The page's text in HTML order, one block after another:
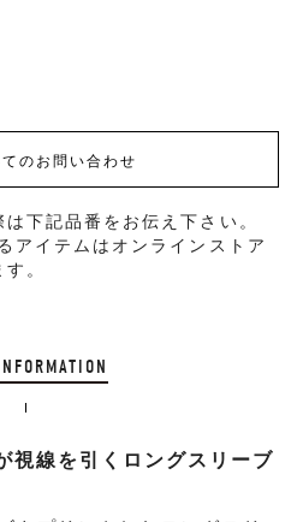
のお問い合わせ
下記品番をお伝え下さい。
アイテムはオンラインストア
。
視線を引くロングスリーブ